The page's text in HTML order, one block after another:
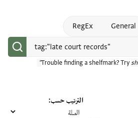
OpenGeneral
RegEx
Trouble finding a shelfmark? Try
الترتيب حسب